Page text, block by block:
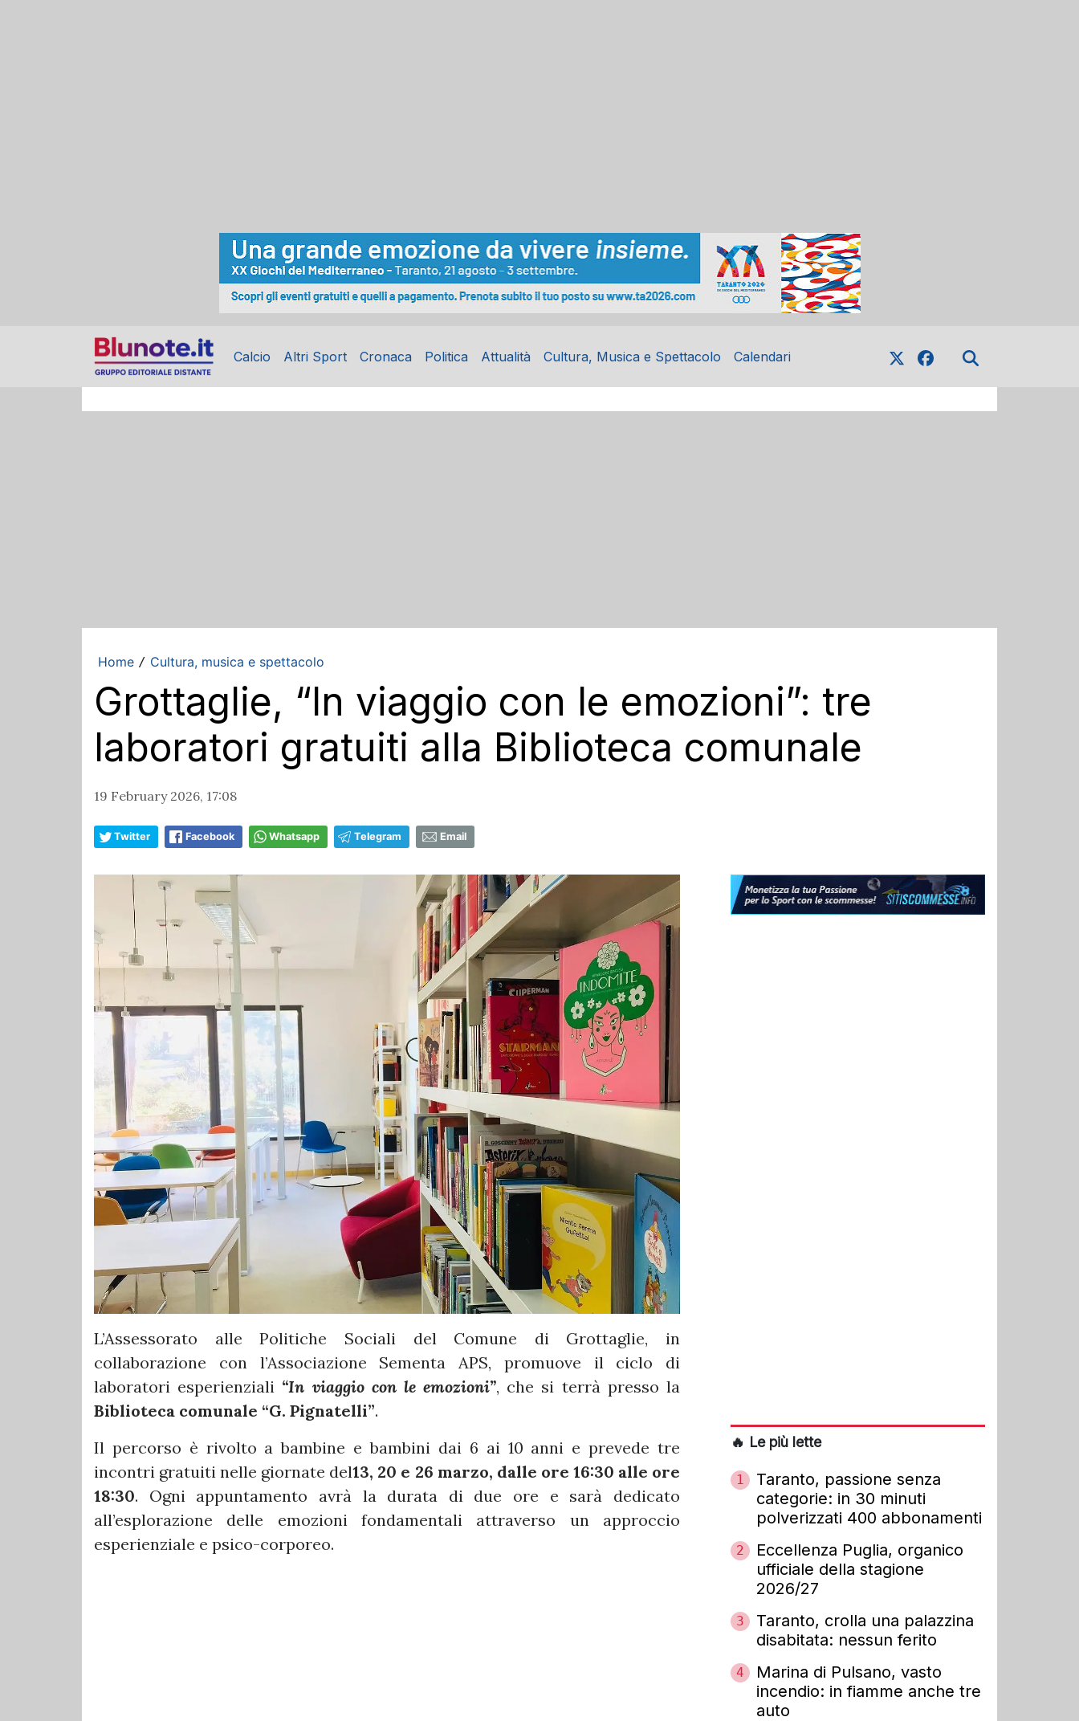
Calcio Altri Sport Cronaca Politica Attualità Cultura, Musica e Spettacolo Calendari
Home / Cultura, musica e spettacolo
Grottaglie, “In viaggio con le emozioni”: tre
laboratori gratuiti alla Biblioteca comunale
19 February 2026, 17:08
Twitter Facebook Whatsapp Telegram Email
L’Assessorato alle Politiche Sociali del Comune di Grottaglie, in
collaborazione con l’Associazione Sementa APS, promuove il ciclo di
laboratori esperienziali “In viaggio con le emozioni”, che si terrà presso la
Biblioteca comunale “G. Pignatelli”.
Il percorso è rivolto a bambine e bambini dai 6 ai 10 anni e prevede tre
incontri gratuiti nelle giornate del13, 20 e 26 marzo, dalle ore 16:30 alle ore
18:30. Ogni appuntamento avrà la durata di due ore e sarà dedicato
all’esplorazione delle emozioni fondamentali attraverso un approccio
esperienziale e psico-corporeo.
🔥 Le più lette
1
Taranto, passione senza
categorie: in 30 minuti
polverizzati 400 abbonamenti
2
Eccellenza Puglia, organico
ufficiale della stagione
2026/27
3
Taranto, crolla una palazzina
disabitata: nessun ferito
4
Marina di Pulsano, vasto
incendio: in fiamme anche tre
auto